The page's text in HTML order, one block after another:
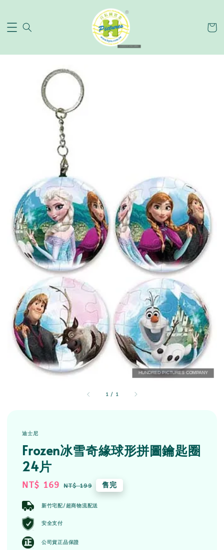
1 / 1
迪士尼
Frozen冰雪奇緣球形拼圖鑰匙圈
24片
Sale
NT$ 169 Regular
NT$ 199 售完
新竹宅配/超商物流配送
安全支付
公司貨正品保證